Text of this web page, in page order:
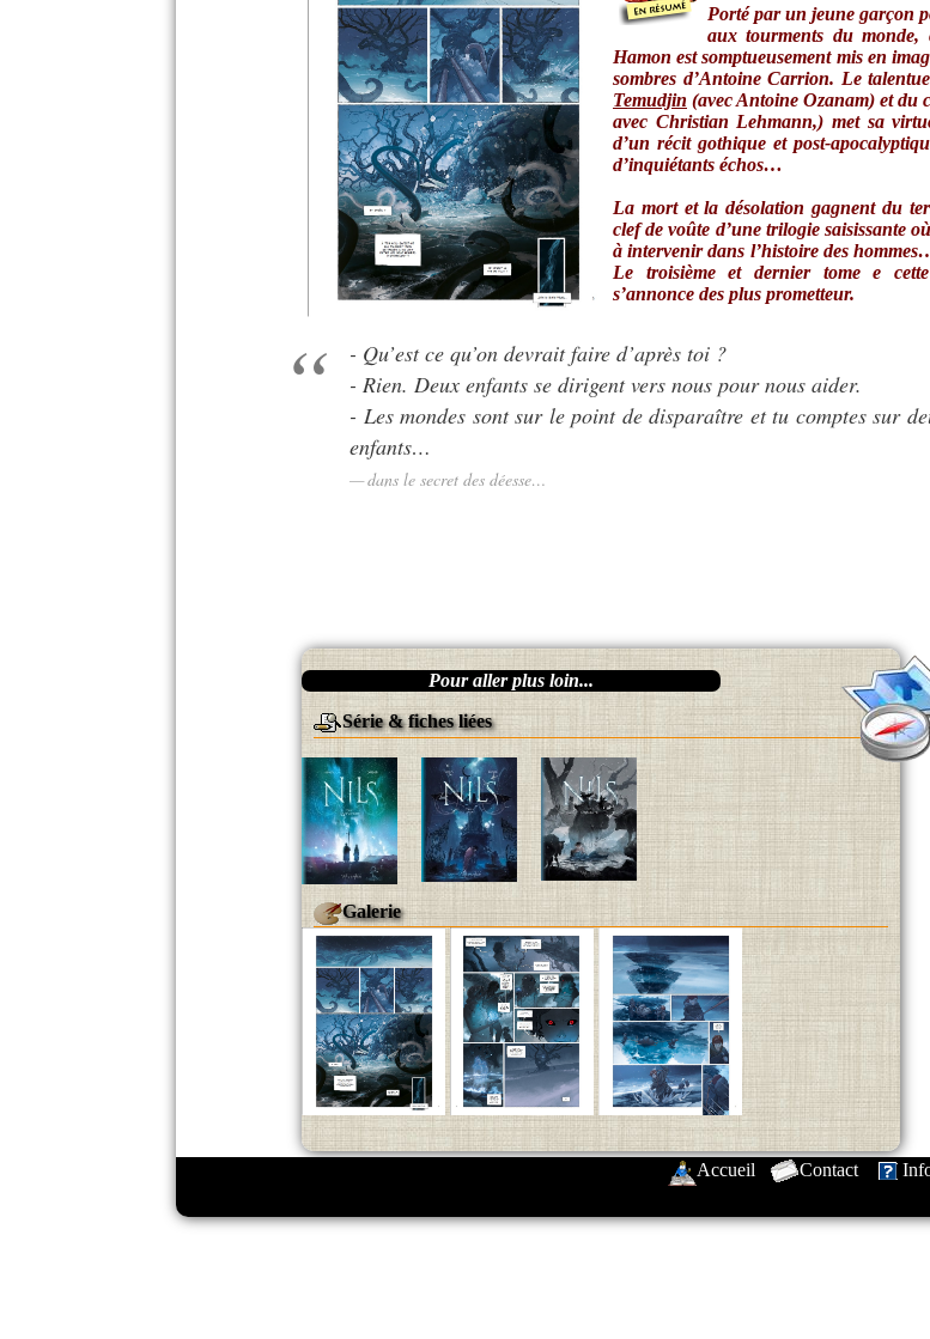
Porté par un jeune garçon
aux tourments du
Hamon est somptueusement mis en
sombres d’Antoine Carrion. Le
Temudjin (avec Antoine Ozanam) et du
avec Christian Lehmann,) met sa
d’un récit gothique et post-
d’inquiétants échos…
La mort et la désolation gagnent du
clef de voûte d’une trilogie saisissante
à intervenir dans l’histoire des
Le troisième et dernier tome e cette
s’annonce des plus prometteur.
- Qu’est ce qu’on devrait faire d’après toi ?
- Rien. Deux enfants se dirigent vers nous pour nous aider.
- Les mondes sont sur le point de disparaître et tu comptes sur
enfants…
dans le secret des déesse…
Pour aller plus loin...
Série & fiches liées
Galerie
Accueil Contact